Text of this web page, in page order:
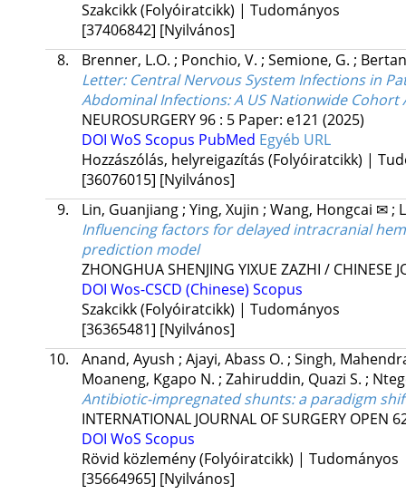
Szakcikk (Folyóiratcikk) | Tudományos
[37406842] [Nyilvános]
8.
Brenner, L.O. ; Ponchio, V. ; Semione, G. ;
Letter: Central Nervous System Infections in
Abdominal Infections: A US Nationwide Cohort
NEUROSURGERY96: 5 Paper: e121 (2025)
DOI WoS Scopus PubMed Egyéb URL
Hozzászólás, helyreigazítás (Folyóiratcikk) |
[36076015] [Nyilvános]
9.
Lin, Guanjiang; Ying, Xujin ; Wang, Hongcai ✉;
Influencing factors for delayed intracranial
prediction model
ZHONGHUA SHENJING YIXUE ZAZHI / CHINESE
DOI Wos-CSCD (Chinese) Scopus
Szakcikk (Folyóiratcikk) | Tudományos
[36365481] [Nyilvános]
10.
Anand, Ayush ; Ajayi, Abass O. ; Singh,
Moaneng, Kgapo N. ; Zahiruddin, Quazi S. ;
Antibiotic-impregnated shunts: a paradigm
INTERNATIONAL JOURNAL OF SURGERY OPEN
DOI WoS Scopus
Rövid közlemény (Folyóiratcikk) | Tudományos
[35664965] [Nyilvános]